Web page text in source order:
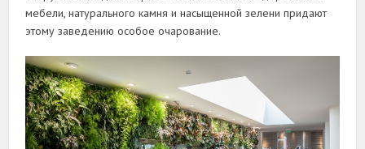
мебели, натурального камня и насыщенной зелени придают
этому заведению особое очарование.